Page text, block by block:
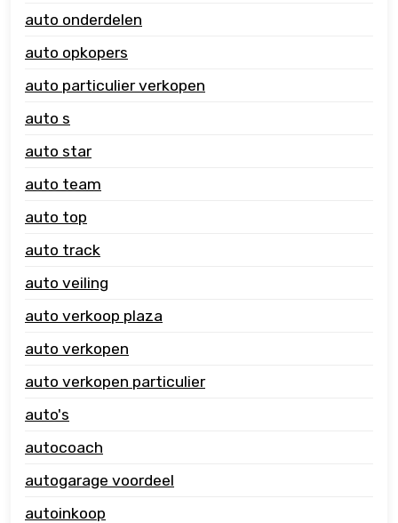
auto onderdelen
auto opkopers
auto particulier verkopen
auto s
auto star
auto team
auto top
auto track
auto veiling
auto verkoop plaza
auto verkopen
auto verkopen particulier
auto's
autocoach
autogarage voordeel
autoinkoop